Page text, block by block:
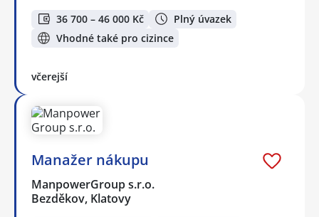
36 700 – 46 000 Kč
Plný úvazek
Vhodné také pro cizince
včerejší
Manažer nákupu
ManpowerGroup s.r.o.
Bezděkov, Klatovy